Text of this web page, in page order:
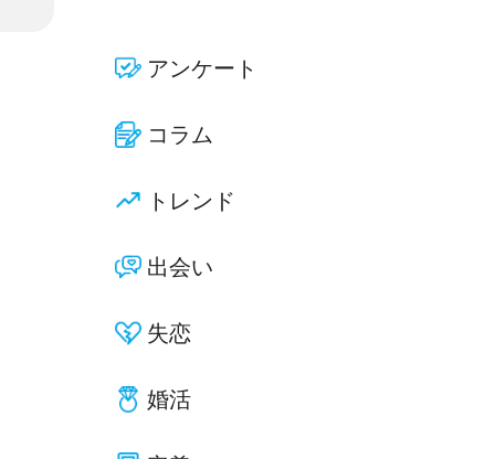
アンケート
コラム
トレンド
出会い
失恋
婚活